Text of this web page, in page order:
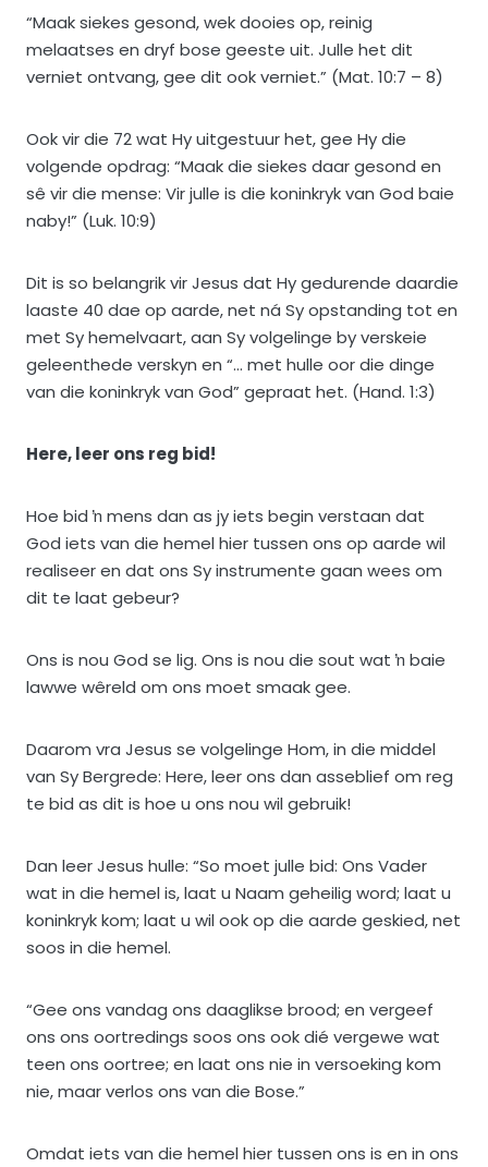
“Maak siekes gesond, wek dooies op, reinig
melaatses en dryf bose geeste uit. Julle het dit
verniet ontvang, gee dit ook verniet.” (Mat. 10:7 – 8)
Ook vir die 72 wat Hy uitgestuur het, gee Hy die
volgende opdrag: “Maak die siekes daar gesond en
sê vir die mense: Vir julle is die koninkryk van God baie
naby!” (Luk. 10:9)
Dit is so belangrik vir Jesus dat Hy gedurende daardie
laaste 40 dae op aarde, net ná Sy opstanding tot en
met Sy hemelvaart, aan Sy volgelinge by verskeie
geleenthede verskyn en “… met hulle oor die dinge
van die koninkryk van God” gepraat het. (Hand. 1:3)
Here, leer ons reg bid!
Hoe bid ŉ mens dan as jy iets begin verstaan dat
God iets van die hemel hier tussen ons op aarde wil
realiseer en dat ons Sy instrumente gaan wees om
dit te laat gebeur?
Ons is nou God se lig. Ons is nou die sout wat ŉ baie
lawwe wêreld om ons moet smaak gee.
Daarom vra Jesus se volgelinge Hom, in die middel
van Sy Bergrede: Here, leer ons dan asseblief om reg
te bid as dit is hoe u ons nou wil gebruik!
Dan leer Jesus hulle: “So moet julle bid: Ons Vader
wat in die hemel is, laat u Naam geheilig word; laat u
koninkryk kom; laat u wil ook op die aarde geskied, net
soos in die hemel.
“Gee ons vandag ons daaglikse brood; en vergeef
ons ons oortredings soos ons ook dié vergewe wat
teen ons oortree; en laat ons nie in versoeking kom
nie, maar verlos ons van die Bose.”
Omdat iets van die hemel hier tussen ons is en in ons